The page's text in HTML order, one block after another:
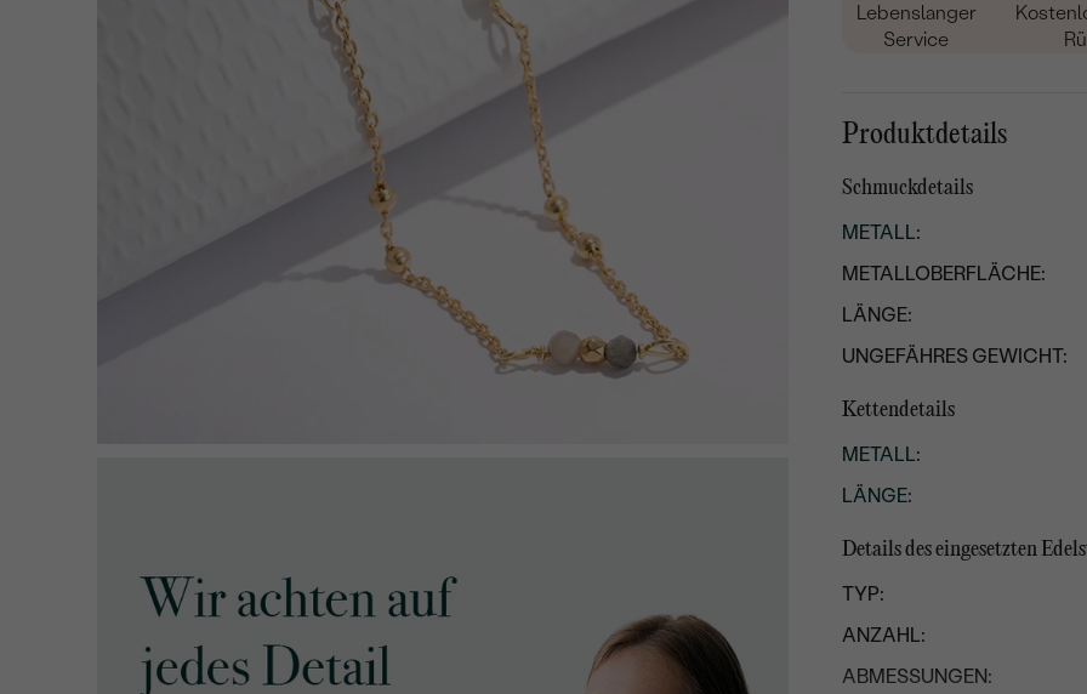
Lebenslanger
Service
Produktdetails
Schmuckdetails
METALL:
METALLOBERFLÄCHE:
LÄNGE:
UNGEFÄHRES GEWICHT:
Kettendetails
METALL:
LÄNGE:
Details des eingesetzten
TYP:
ANZAHL:
ABMESSUNGEN: